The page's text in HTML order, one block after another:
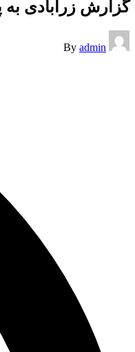
گزارش زرآبادی
Posted
by
By admin